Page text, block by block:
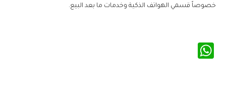
خصوصاً قسمي الهواتف الذكية وخدمات ما بعد البيع.